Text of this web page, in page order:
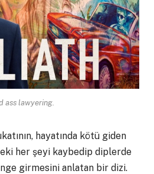
ass lawyering.
hayatında kötü giden
her şeyi kaybedip diplerde
girmesini anlatan bir dizi.